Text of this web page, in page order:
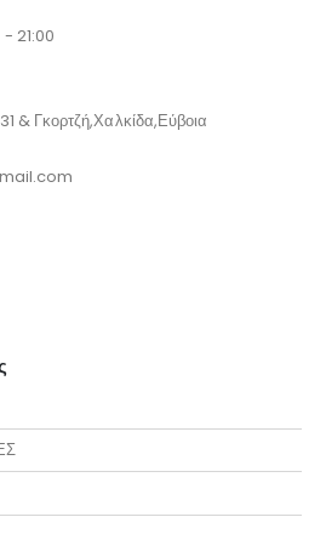
21:00
& Γκορτζή,Χαλκίδα,Εύβοια